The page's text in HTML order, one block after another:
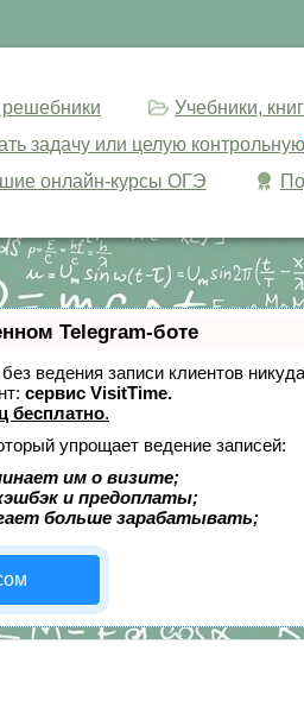
Учебники,
задачу или целую контрольную
онлайн-курсы ОГЭ
Telegram-боте
ведения записи клиентов
сервис VisitTime.
бесплатно.
упрощает ведение записей:
им о визите;
и предоплаты;
больше зарабатывать;